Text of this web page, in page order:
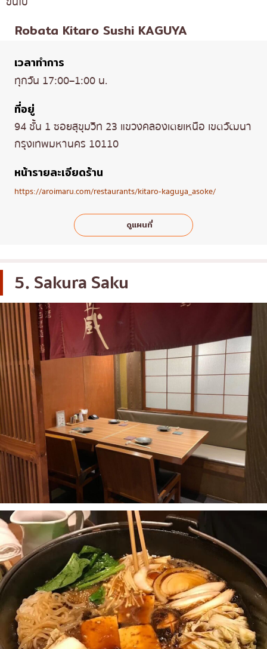
Robata Kitaro Sushi KAGUYA
เวลาทำการ
ทุกวัน 17:00–1:00 น.
ที่อยู่
94 ชั้น 1 ซอยสุขุมวิท 23 แขวงคลองเตยเหนือ เขตวัฒนา
กรุงเทพมหานคร 10110
หน้ารายละเอียดร้าน
https://aroimaru.com/restaurants/kitaro-kaguya_asoke/
ดูแผนที่
5. Sakura Saku